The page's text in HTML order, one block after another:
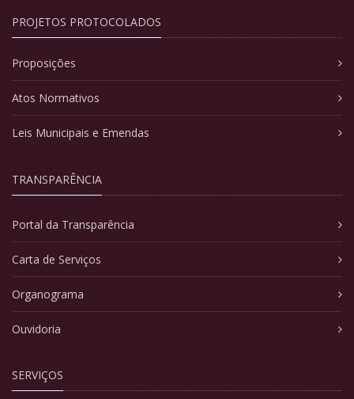
PROJETOS PROTOCOLADOS
Proposições
Atos Normativos
Leis Municipais e Emendas
TRANSPARÊNCIA
Portal da Transparência
Carta de Serviços
Organograma
Ouvidoria
SERVIÇOS